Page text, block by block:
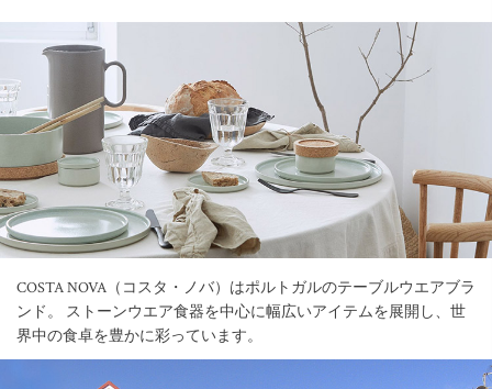
COSTA NOVA（コスタ・ノバ）はポルトガルのテーブルウエアブラ
ンド。 ストーンウエア食器を中心に幅広いアイテムを展開し、世
界中の食卓を豊かに彩っています。